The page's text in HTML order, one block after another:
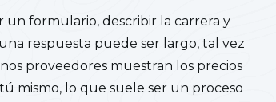
formulario, describir la carrera y
respuesta puede ser largo, tal vez
proveedores muestran los precios
mismo, lo que suele ser un proceso